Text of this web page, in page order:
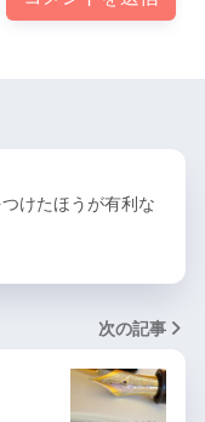
けたほうが有利な
次の記事